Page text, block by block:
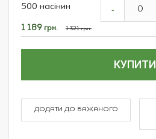
product
500 насінин
Спеціальна
ціна
1 189 грн. 1 321 грн.
-
КУПИТИ
ДОДАТИ ДО БАЖАНОГО